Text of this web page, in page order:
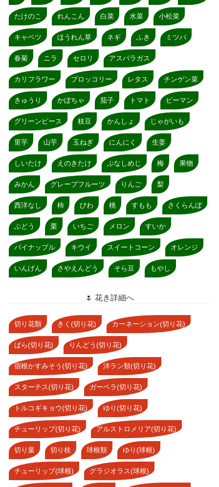
たけのこ れんこん 白菜 水菜 小松菜
キャベツ ほうれん草 ネギ ふき ミツバ
春菊 ニラ セロリ アスパラガス
カリフラワー ブロッコリー レタス チンゲン菜
きゅうり かぼちゃ 茄子 トマト ピーマン
グリーンピース 枝豆 かんしょ じゃがいも
里芋 山芋 玉ねぎ にんにく 生姜
しいたけ えのきたけ ぶなしめじ 梅 果物
みかん グレープフルーツ りんご 梨
西洋なし 柿 びわ 桃 すもも さくらんぼ
ぶどう 栗 いちご メロン すいか
パイナップル キウイ スイートコーン オレンジ
いんげん さやえんどう そら豆 もやし
🌷 花き詳細へ
切り花類 きく(切り花) カーネーション(切り花)
ばら(切り花) りんどう(切り花)
宿根かすみそう(切り花) 洋ラン類(切り花)
スターチス(切り花) ガーベラ(切り花)
トルコギキョウ(切り花) ゆり(切り花)
チューリップ(切り花) アルストロメリア(切り花)
切り葉 切り枝 球根類 ゆり(球根)
チューリップ(球根) グラジオラス(球根)